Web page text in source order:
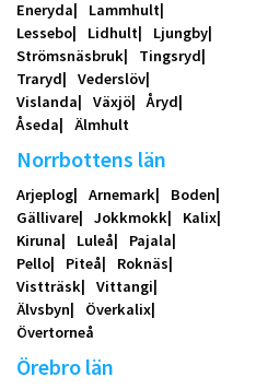
Eneryda
Lammhult
Lessebo
Lidhult
Ljungby
Strömsnäsbruk
Tingsryd
Traryd
Vederslöv
Vislanda
Växjö
Åryd
Åseda
Älmhult
Norrbottens län
Arjeplog Arnemark
Boden
Gällivare
Jokkmokk
Kalix
Kiruna
Luleå
Pajala
Pello
Piteå
Roknäs
Vistträsk
Vittangi
Älvsbyn
Överkalix
Övertorneå
Örebro län